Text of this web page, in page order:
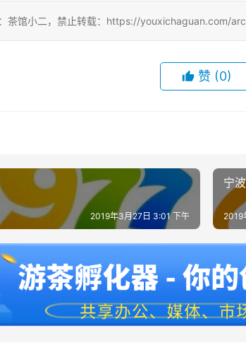
茶馆小二，禁止转载：https://youxichaguan.com/
赞 (0)
2019年3月27日 3:01 下午
宁
2019